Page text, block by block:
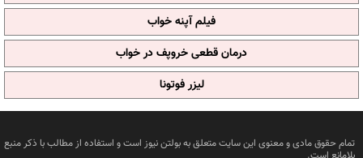
فیلم آپنه خواب
درمان قطعی خروپف در خواب
لیزر فوتونا
تمام حقوق مادی و معنوی این سایت متعلق به بولتن نیوز است و استفاده از مطالب با ذکر منبع